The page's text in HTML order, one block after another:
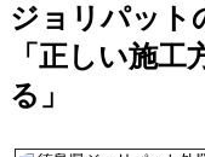
ジョリパット
「正しい施
る」